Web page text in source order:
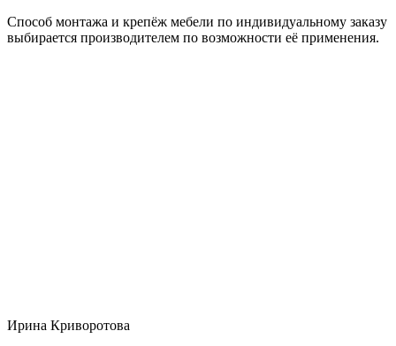
Способ монтажа и крепёж мебели по индивидуальному заказу
выбирается производителем по возможности её применения.
Ирина Криворотова